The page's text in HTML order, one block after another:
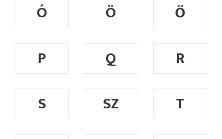
Ó
Ö
Ő
P
Q
R
S
SZ
T